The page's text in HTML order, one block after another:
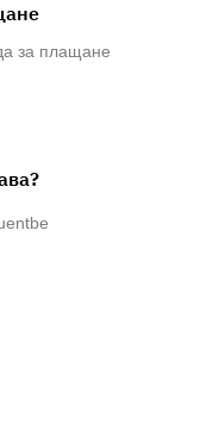
за плащане